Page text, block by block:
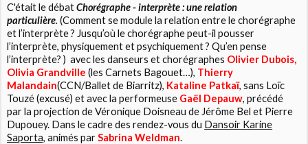
C'était le débatChorégraphe - interprète : une relation
particulière. (Comment se module la relation entre le chorégraphe
et l’interprète ? Jusqu’où le chorégraphe peut-il pousser
l’interprète, physiquement et psychiquement ? Qu’en pense
l’interprète? ) avec les danseurs et chorégraphes Olivier Dubois,
Olivia Grandville (les Carnets Bagouet…), Thierry
Malandain(CCN/Ballet de Biarritz), Kataline Patkaï, sans Loïc
Touzé (excusé) et avec la performeuse Gaël Depauw, précédé
par la projection de Véronique Doisneau de Jérôme Bel et Pierre
Dupouey. Dans le cadre des rendez-vous du Dansoir Karine
Saporta, animés parSabrina Weldman.